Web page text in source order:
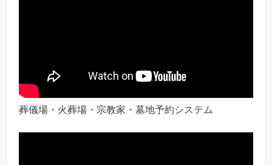
葬儀場・火葬場・宗教家・墓地予約システム